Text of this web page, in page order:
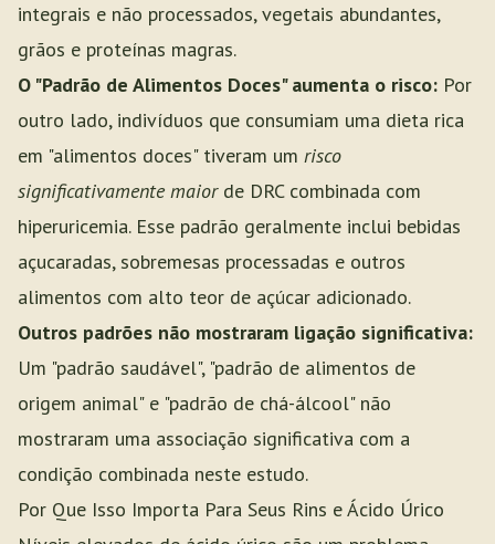
integrais e não processados, vegetais abundantes,
grãos e proteínas magras.
O "Padrão de Alimentos Doces" aumenta o risco: Por
outro lado, indivíduos que consumiam uma dieta rica
em "alimentos doces" tiveram um risco
significativamente maiorde DRC combinada com
hiperuricemia. Esse padrão geralmente inclui bebidas
açucaradas, sobremesas processadas e outros
alimentos com alto teor de açúcar adicionado.
Outros padrões não mostraram ligação significativa:
Um "padrão saudável", "padrão de alimentos de
origem animal" e "padrão de chá-álcool" não
mostraram uma associação significativa com a
condição combinada neste estudo.
Por Que Isso Importa Para Seus Rins e Ácido Úrico